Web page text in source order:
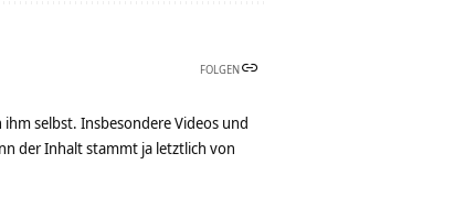
FOLGEN
selbst. Insbesondere Videos und
der Inhalt stammt ja letztlich von